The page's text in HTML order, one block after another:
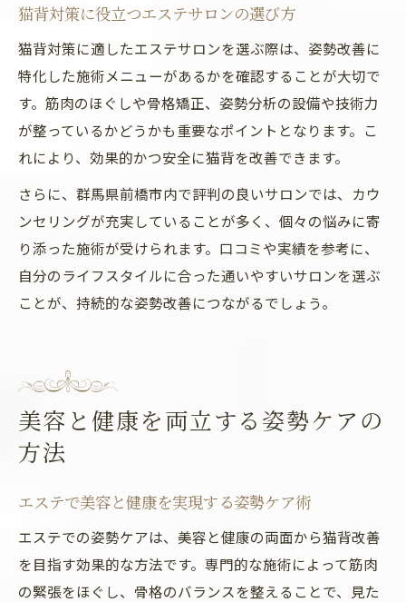
猫背対策に役立つエステサロンの選び方
猫背対策に適したエステサロンを選ぶ際は、姿勢改善に
特化した施術メニューがあるかを確認することが大切で
す。筋肉のほぐしや骨格矯正、姿勢分析の設備や技術力
が整っているかどうかも重要なポイントとなります。こ
れにより、効果的かつ安全に猫背を改善できます。
さらに、群馬県前橋市内で評判の良いサロンでは、カウ
ンセリングが充実していることが多く、個々の悩みに寄
り添った施術が受けられます。口コミや実績を参考に、
自分のライフスタイルに合った通いやすいサロンを選ぶ
ことが、持続的な姿勢改善につながるでしょう。
美容と健康を両立する姿勢ケアの
方法
エステで美容と健康を実現する姿勢ケア術
エステでの姿勢ケアは、美容と健康の両面から猫背改善
を目指す効果的な方法です。専門的な施術によって筋肉
の緊張をほぐし、骨格のバランスを整えることで、見た